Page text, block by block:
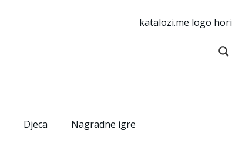
Djeca Nagradne igre